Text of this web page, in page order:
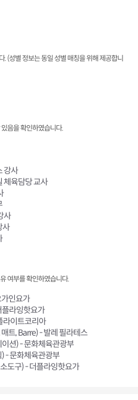
(성별 정보는 동일 성별 매칭을 위해 제공합니
음을 확인하였습니다.
강사
체육담당 교사
사
사
여부를 확인하였습니다.
인요가
플라잉핫요가
라이트코리아
트, Barre) - 발레 필라테스
션) - 문화체육관광부
- 문화체육관광부
도구) - 더플라잉핫요가